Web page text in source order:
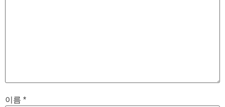
이름 *